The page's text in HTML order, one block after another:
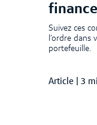
Suivez ces
l’ordre dans
portefeuille.
Article 3